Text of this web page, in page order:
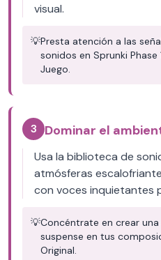
visual.
💡Presta atención a las
sonidos en Sprunki
Juego.
3 Dominar el
Usa la biblioteca de
atmósferas
con voces inquietantes
💡Concéntrate en crear
suspense en tus
Original.